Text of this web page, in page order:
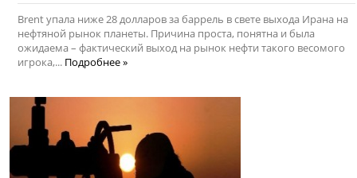
Brent упала ниже 28 долларов за баррель в свете выхода Ирана на
нефтяной рынок планеты. Причина проста, понятна и была
ожидаема – фактический выход на рынок нефти такого весомого
игрока,... Подробнее »